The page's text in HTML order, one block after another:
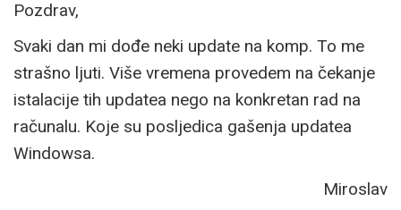
Pozdrav,
Svaki dan mi dođe neki update na komp. To me
strašno ljuti. Više vremena provedem na čekanje
istalacije tih updatea nego na konkretan rad na
računalu. Koje su posljedica gašenja updatea
Windowsa.
Miroslav